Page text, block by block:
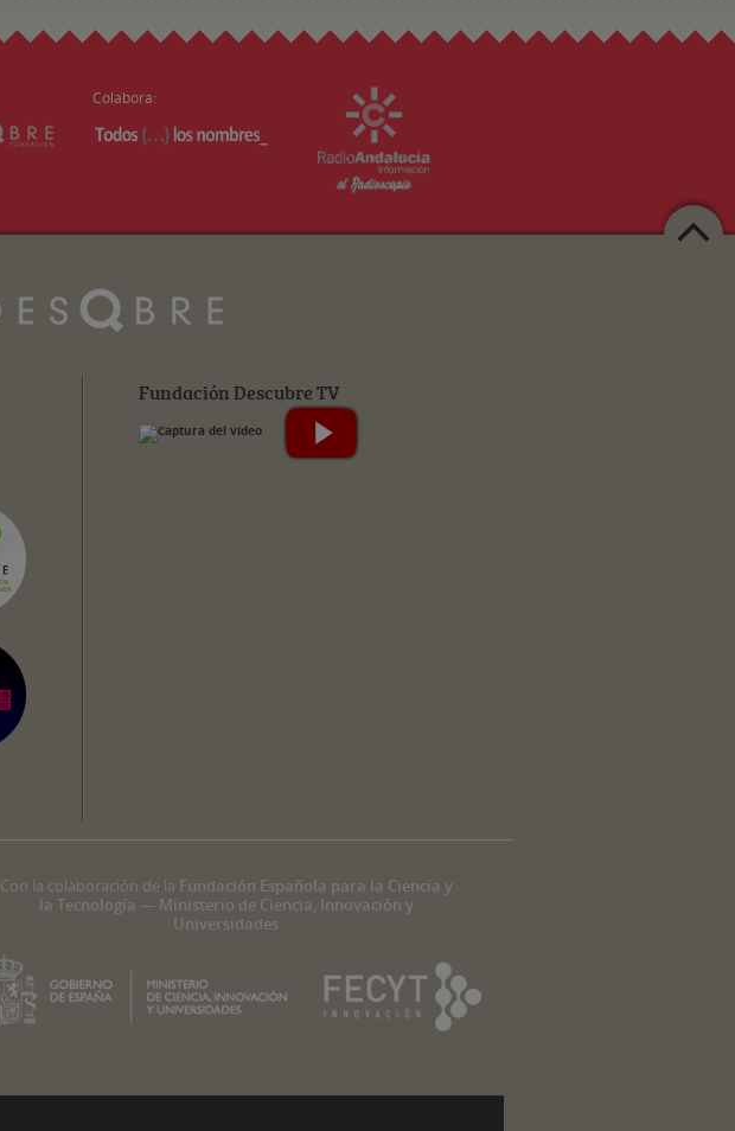
Colabora:
Fundación Descubre TV
Con la colaboración de la Fundación Española para la Ciencia y
la Tecnología — Ministerio de Ciencia, Innovación y
Universidades